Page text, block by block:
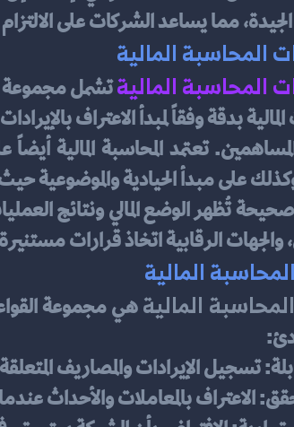
مما يساعد الشركات على
المحاسبة المالية
المحاسبة المالية
والجهات الرقابية اتخاذ قرارات
المالية
المالية
تسجيل الإيرادات والمصاريف
الاعتراف بالمعاملات والأحداث